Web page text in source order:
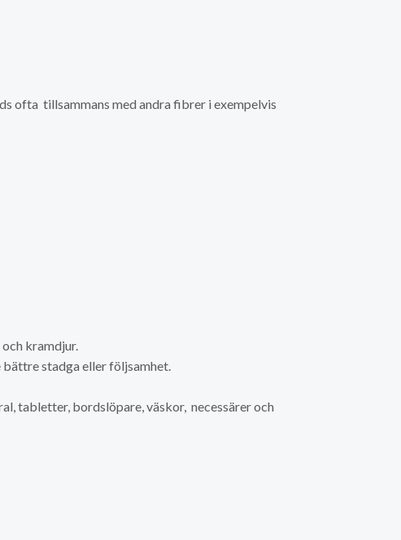
ofta tillsammans med andra fibrer i exempelvis
kramdjur.
bättre stadga eller följsamhet.
tabletter, bordslöpare, väskor, necessärer och